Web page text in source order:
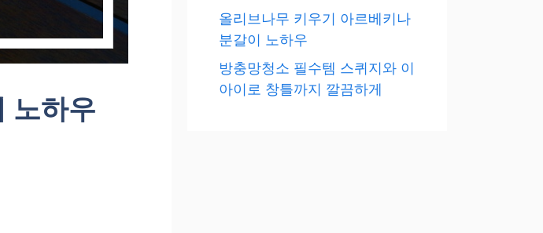
노하우
올리브나무 키우기 아르베키나
분갈이 노하우
방충망청소 필수템 스퀴지와 이
아이로 창틀까지 깔끔하게